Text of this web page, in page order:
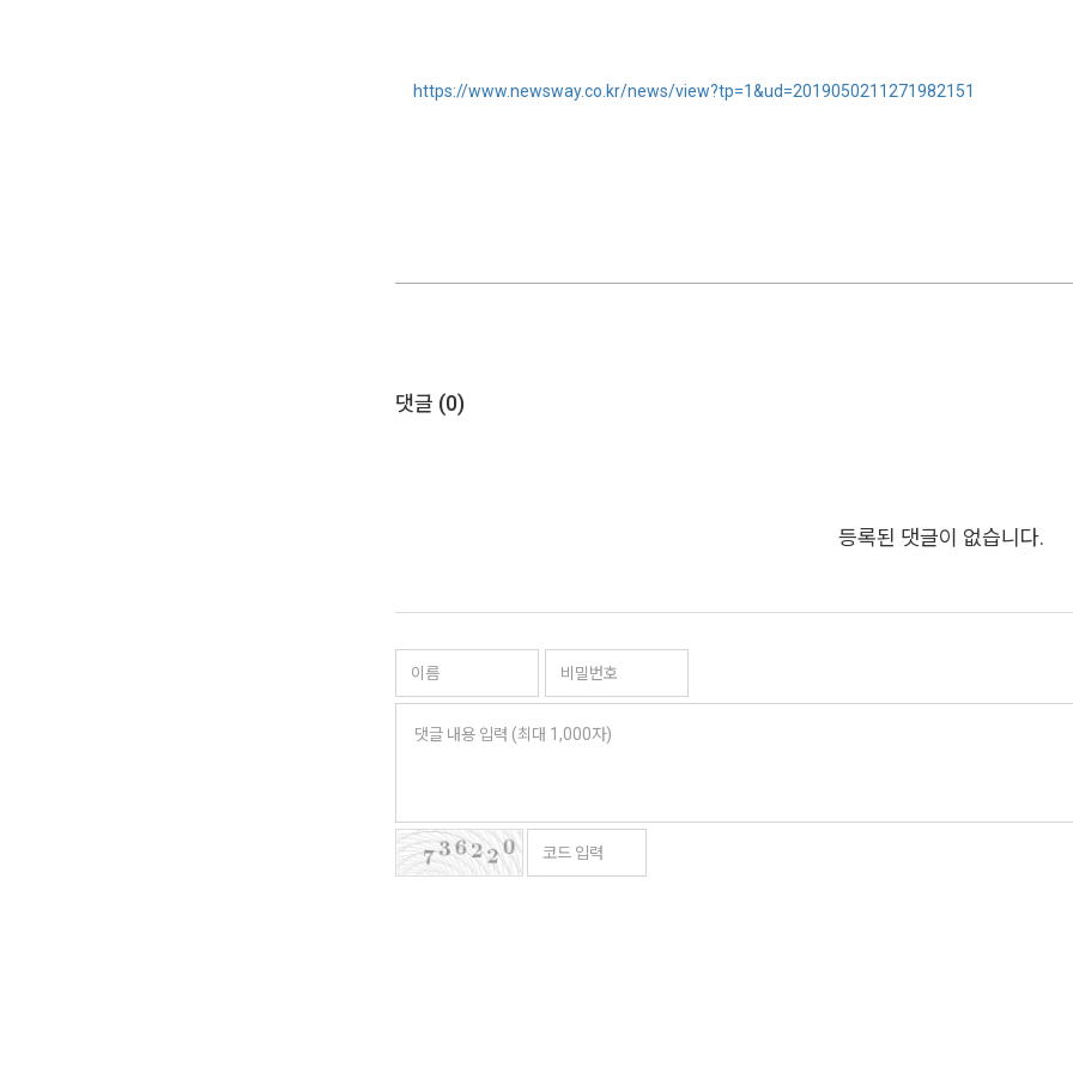
https://www.newsway.co.kr/news/view?tp=1&ud=2019050211271982151
댓글 (0)
등록된 댓글이 없습니다.